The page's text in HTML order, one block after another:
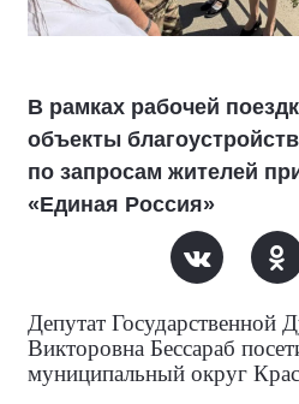
В рамках рабочей
объекты
по запросам жителей
«Единая Россия»
Депутат Государственной
Викторовна Бессараб
муниципальный округ